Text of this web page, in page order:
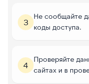
3
Не сообщайте
коды доступа.
4
Проверяйте
сайтах и в